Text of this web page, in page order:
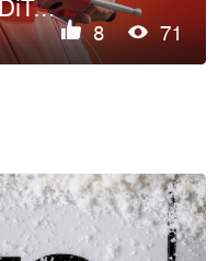
MacCoffee Espresso DiTorino — рекламный ролик «Дольче Вита»
8 71